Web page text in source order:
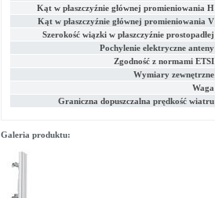
Kąt w płaszczyźnie głównej promieniowania H
Kąt w płaszczyźnie głównej promieniowania V
Szerokość wiązki w płaszczyźnie prostopadłej
Pochylenie elektryczne anteny
Zgodność z normami ETSI
Wymiary zewnętrzne
Waga
Graniczna dopuszczalna prędkość wiatru
Galeria produktu: